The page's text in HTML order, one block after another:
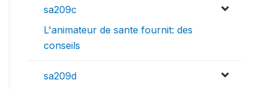
sa209c
L'animateur de sante fournit: des
conseils
sa209d